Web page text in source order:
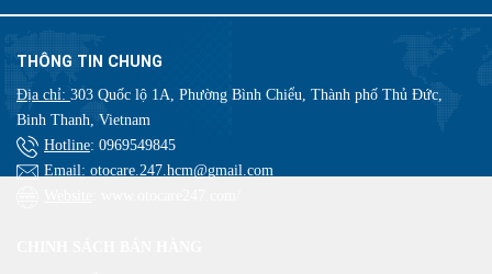
THÔNG TIN CHUNG
Địa chỉ: 303 Quốc lộ 1A, Phường Bình Chiểu, Thành phố Thủ Đức,
Binh Thanh, Vietnam
Hotline: 0969549845
Email: otocare.247.hcm@gmail.com